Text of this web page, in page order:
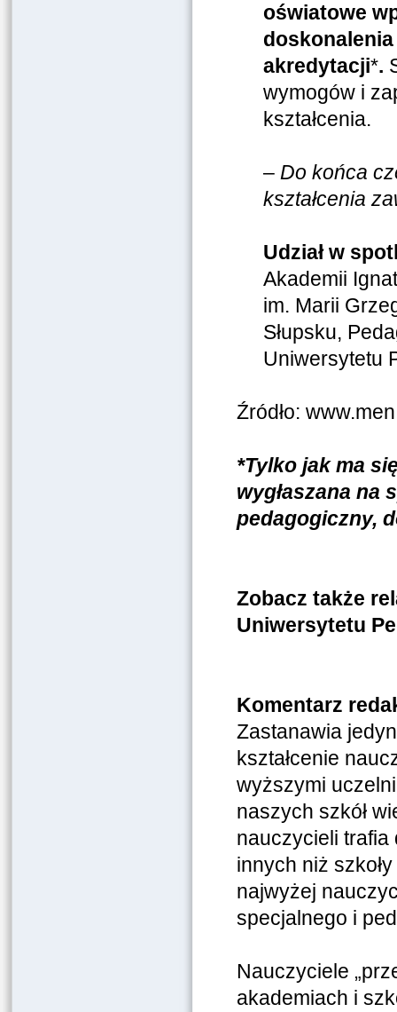
oświatowe
akredytacji*.
wymogów i
kształcenia.
– Do końca
kształcenia
Udział w
Akademii
im. Marii
Słupsku,
Uniwersytetu
Źródło:
*Tylko jak ma
wygłaszana na
pedagogiczny,
Zobacz także
Uniwersytetu
Komentarz
Zastanawia
kształcenie
wyższymi
naszych szkół
nauczycieli
innych niż
najwyżej
specjalnego i
Nauczyciele
akademiach i